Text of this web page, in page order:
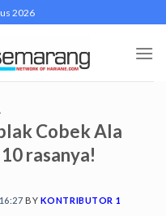
2026
Cobek Ala
rasanya!
BY KONTRIBUTOR 1